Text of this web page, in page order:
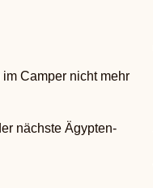
Camper nicht mehr
nächste Ägypten-